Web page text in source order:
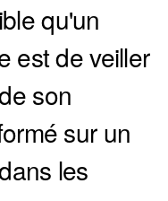
qu'un
est de veiller
son
sur un
les